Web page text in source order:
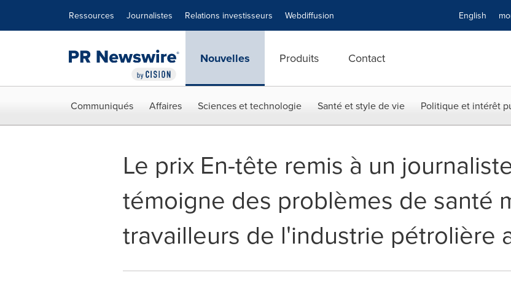
Ressources Journalistes Relations investisseurs Webdiffusion English
Nouvelles Produits Contact
Communiqués Affaires Sciences et technologie Santé et style de vie Politique et intérêt
Le prix En-tête remis à un
témoigne des problèmes de santé
travailleurs de l'industrie pétrolière